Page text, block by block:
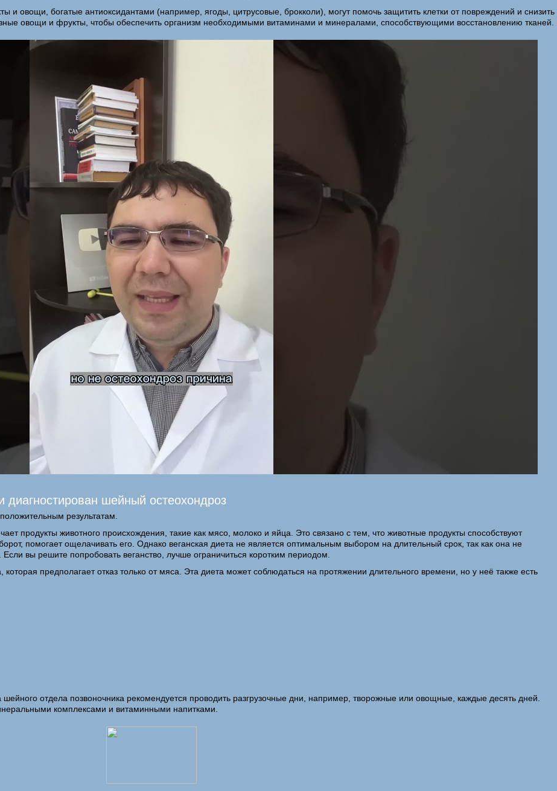
и овощи, богатые антиоксидантами (например, ягоды, цитрусовые, брокколи), могут помочь защитить клетки от повреждений и снизить
овощи и фрукты, чтобы обеспечить организм необходимыми витаминами и минералами, способствующими восстановлению тканей.
диагностирован шейный остеохондроз
результатам.
продукты животного происхождения, такие как мясо, молоко и яйца. Это связано с тем, что животные продукты способствуют
помогает ощелачивать его. Однако веганская диета не является оптимальным выбором на длительный срок, так как она не
вы решите попробовать веганство, лучше ограничиться коротким периодом.
предполагает отказ только от мяса. Эта диета может соблюдаться на протяжении длительного времени, но у неё также есть
отдела позвоночника рекомендуется проводить разгрузочные дни, например, творожные или овощные, каждые десять дней.
комплексами и витаминными напитками.